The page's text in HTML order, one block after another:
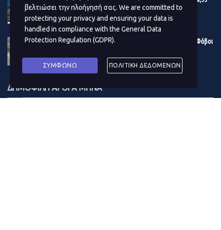
εκατ. ευρώ το επενδυτικό πρόγραμμα του 2024
DECEMBER 19, 2023
Η κρίση στην Ερυθρά Θάλασσα μουδιάζει τις αγορές – Φόβοι
DECEMBER 19, 2023
ΔΗΜΟΦΙΛΗ ΑΡΘΡΑ ΜΗΝΑ
βελτιώσει την πλοήγησή σας. We are committed to
protecting your privacy and ensuring your data is
handled in compliance with the General Data
Protection Regulation (GDPR).
ΣΥΜΦΩΝΩ ΠΟΛΙΤΙΚΗ ΔΕΔΟΜΕΝΩΝ